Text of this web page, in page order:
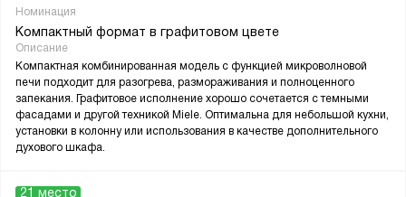
Номинация
Компактный формат в графитовом цвете
Описание
Компактная комбинированная модель с функцией микроволновой
печи подходит для разогрева, размораживания и полноценного
запекания. Графитовое исполнение хорошо сочетается с темными
фасадами и другой техникой Miele. Оптимальна для небольшой кухни,
установки в колонну или использования в качестве дополнительного
духового шкафа.
21 место